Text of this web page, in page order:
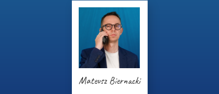
Mateusz Biernacki